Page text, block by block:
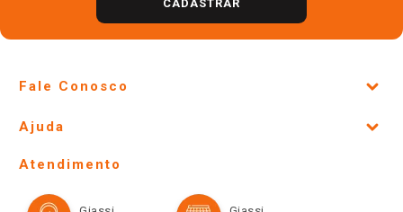
CADASTRAR
Fale Conosco
Lojas Físicas e Horários
Ofertas
Ajuda
Formas de Pagamento
Atendimento